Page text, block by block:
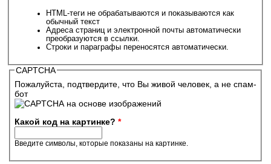
HTML-теги не обрабатываются и показываются как
обычный текст
Адреса страниц и электронной почты автоматически
преобразуются в ссылки.
Строки и параграфы переносятся автоматически.
CAPTCHA
Пожалуйста, подтвердите, что Вы живой человек, а не спам-
бот
Какой код на картинке? *
Введите символы, которые показаны на картинке.